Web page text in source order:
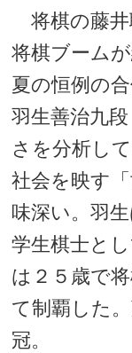
将棋の藤井
将棋ブーム
夏の恒例の
羽生善治九
さを分析し
社会を映す
味深い。羽
学生棋士と
は２５歳で
て制覇した
冠。